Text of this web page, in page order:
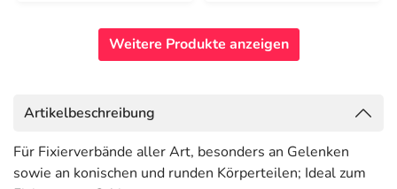
Weitere Produkte anzeigen
Artikelbeschreibung
Für Fixierverbände aller Art, besonders an Gelenken
sowie an konischen und runden Körperteilen; Ideal zum